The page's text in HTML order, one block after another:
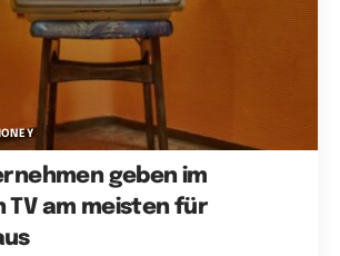
geben im
TV am meisten für